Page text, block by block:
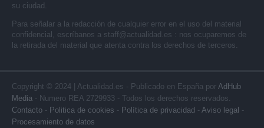
su ciudad.
Para señalar a la redacción de cualquier error en el uso del material
confidencial, escríbanos a staff@actualidad.es : nos ocuparemos de
la retirada del material que atenta contra los derechos de terceros.
Copyright © 2024 | Actualidad.es - Publicado en España por AdHub
Media - Numero REA 2729933 - Todos los derechos reservados.
Contacto - Politica de cookies - Política de privacidad - Aviso legal -
Procesamiento de datos